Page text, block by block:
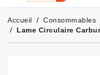
Jardinage
Consommables
Accueil Consommables
Lame Circulaire